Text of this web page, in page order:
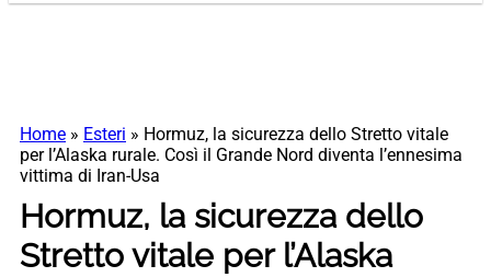
Home » Esteri » Hormuz, la sicurezza dello Stretto vitale
per l’Alaska rurale. Così il Grande Nord diventa l’ennesima
vittima di Iran-Usa
Hormuz, la sicurezza dello
Stretto vitale per l’Alaska